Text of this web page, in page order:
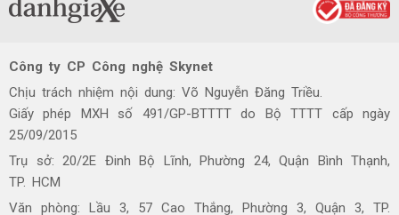
Công ty CP Công nghệ Skynet
Chịu trách nhiệm nội dung: Võ Nguyễn Đăng Triều.
Giấy phép MXH số 491/GP-BTTTT do Bộ TTTT cấp ngày
25/09/2015
Trụ sở: 20/2E Đinh Bộ Lĩnh, Phường 24, Quận Bình Thạnh,
TP. HCM
Văn phòng: Lầu 3, 57 Cao Thắng, Phường 3, Quận 3, TP.